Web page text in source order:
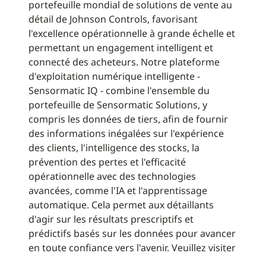
portefeuille mondial de solutions de vente au
détail de Johnson Controls, favorisant
l'excellence opérationnelle à grande échelle et
permettant un engagement intelligent et
connecté des acheteurs. Notre plateforme
d'exploitation numérique intelligente -
Sensormatic IQ - combine l'ensemble du
portefeuille de Sensormatic Solutions, y
compris les données de tiers, afin de fournir
des informations inégalées sur l'expérience
des clients, l'intelligence des stocks, la
prévention des pertes et l'efficacité
opérationnelle avec des technologies
avancées, comme l'IA et l'apprentissage
automatique. Cela permet aux détaillants
d'agir sur les résultats prescriptifs et
prédictifs basés sur les données pour avancer
en toute confiance vers l'avenir. Veuillez visiter